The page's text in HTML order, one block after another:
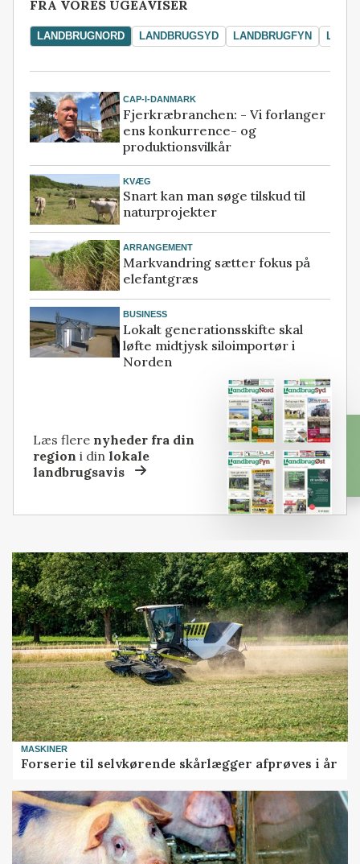
FRA VORES UGEAVISER
LANDBRUGNORD LANDBRUGSYD LANDBRUGFYN
CAP-I-DANMARK
Fjerkræbranchen: - Vi forlanger
ens konkurrence- og
produktionsvilkår
KVÆG
Snart kan man søge tilskud til
naturprojekter
ARRANGEMENT
Markvandring sætter fokus på
elefantgræs
BUSINESS
Lokalt generationsskifte skal
løfte midtjysk siloimportør i
Norden
Læs flere nyheder fra din
region i dinlokale
landbrugsavis
MASKINER
Forserie til selvkørende skårlægger afprøves i år